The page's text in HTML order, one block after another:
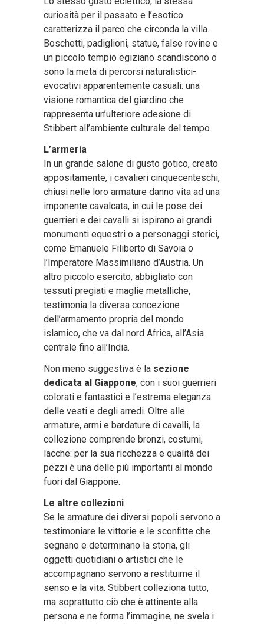
curiosità per il passato e l’esotico
caratterizza il parco che circonda la villa.
Boschetti, padiglioni, statue, false rovine e
un piccolo tempio egiziano scandiscono o
sono la meta di percorsi naturalistici-
evocativi apparentemente casuali: una
visione romantica del giardino che
rappresenta un’ulteriore adesione di
Stibbert all’ambiente culturale del tempo.
L’armeria
In un grande salone di gusto gotico, creato
appositamente, i cavalieri cinquecenteschi,
chiusi nelle loro armature danno vita ad una
imponente cavalcata, in cui le pose dei
guerrieri e dei cavalli si ispirano ai grandi
monumenti equestri o a personaggi storici,
come Emanuele Filiberto di Savoia o
l’Imperatore Massimiliano d’Austria. Un
altro piccolo esercito, abbigliato con
tessuti pregiati e maglie metalliche,
testimonia la diversa concezione
dell’armamento propria del mondo
islamico, che va dal nord Africa, all’Asia
centrale fino all’India.
Non meno suggestiva è la sezione
dedicata al Giappone, con i suoi guerrieri
colorati e fantastici e l’estrema eleganza
delle vesti e degli arredi. Oltre alle
armature, armi e bardature di cavalli, la
collezione comprende bronzi, costumi,
lacche: per la sua ricchezza e qualità dei
pezzi è una delle più importanti al mondo
fuori dal Giappone.
Le altre collezioni
Se le armature dei diversi popoli servono a
testimoniare le vittorie e le sconfitte che
segnano e determinano la storia, gli
oggetti quotidiani o artistici che le
accompagnano servono a restituirne il
senso e la vita. Stibbert colleziona tutto,
ma soprattutto ciò che è attinente alla
persona e ne forma l’immagine, ne svela i